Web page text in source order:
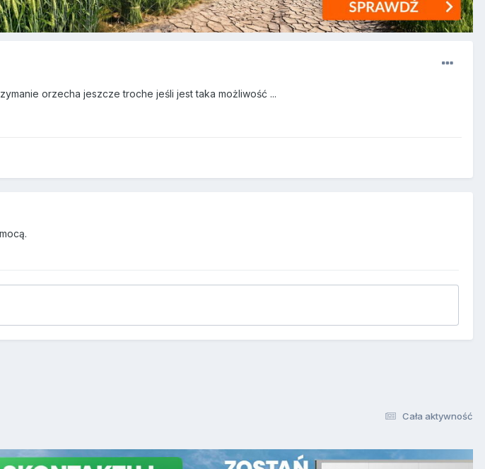
orzecha jeszcze troche jeśli jest taka możliwość ...
Cała aktywność